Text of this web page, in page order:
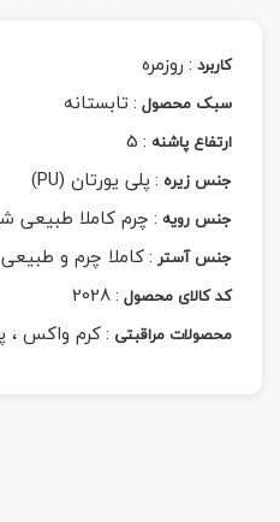
کاربرد :روزمره
سبک محصول :تابستانه
ارتفاع پاشنه :
5
جنس زیره :پلی یورتان (PU)
جنس رویه :چرم کاملا طبیعی
جنس آستر :کاملا چرم و طبیعی
کد کالای محصول :
2028
محصولات مراقبتی :کرم واکس